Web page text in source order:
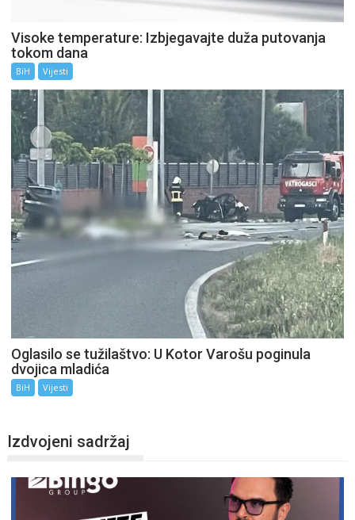
Visoke temperature: Izbjegavajte duža putovanja
tokom dana
BiH Vijesti
Oglasilo se tužilaštvo: U Kotor Varošu poginula
dvojica mladića
BiH Vijesti
Izdvojeni sadržaj